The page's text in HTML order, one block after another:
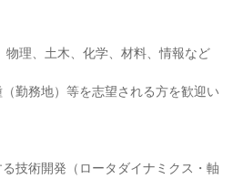
勤務地）等を志望される方を歓迎い
技術開発（ロータダイナミクス・軸